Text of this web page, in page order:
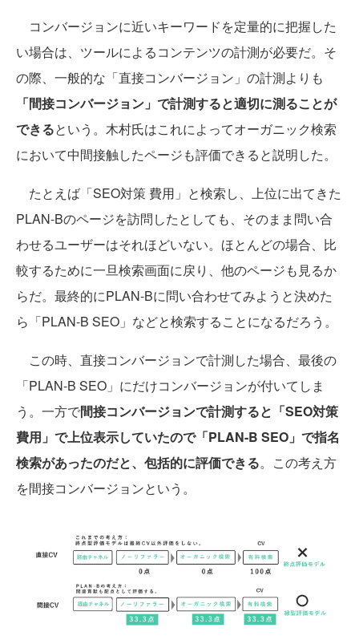
コンバージョンに近いキーワードを定量的に把握した
い場合は、ツールによるコンテンツの計測が必要だ。そ
の際、一般的な「直接コンバージョン」の計測よりも
「間接コンバージョン」で計測すると適切に測ることが
できるという。木村氏はこれによってオーガニック検索
において中間接触したページも評価できると説明した。
たとえば「SEO対策 費用」と検索し、上位に出てきた
PLAN-Bのページを訪問したとしても、そのまま問い合
わせるユーザーはそれほどいない。ほとんどの場合、比
較するために一旦検索画面に戻り、他のページも見るか
らだ。最終的にPLAN-Bに問い合わせてみようと決めた
ら「PLAN-B SEO」などと検索することになるだろう。
この時、直接コンバージョンで計測した場合、最後の
「PLAN-B SEO」にだけコンバージョンが付いてしま
う。一方で間接コンバージョンで計測すると「SEO対策
費用」で上位表示していたので「PLAN-B SEO」で指名
検索があったのだと、包括的に評価できる。この考え方
を間接コンバージョンという。